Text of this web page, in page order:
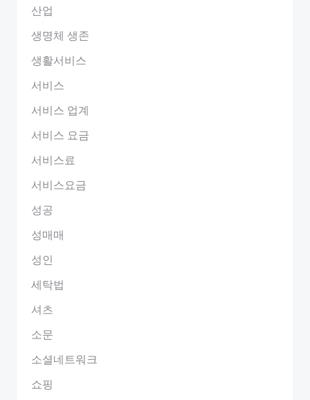
산업
생명체 생존
생활서비스
서비스
서비스 업계
서비스 요금
서비스료
서비스요금
성공
성매매
성인
세탁법
셔츠
소문
소셜네트워크
쇼핑